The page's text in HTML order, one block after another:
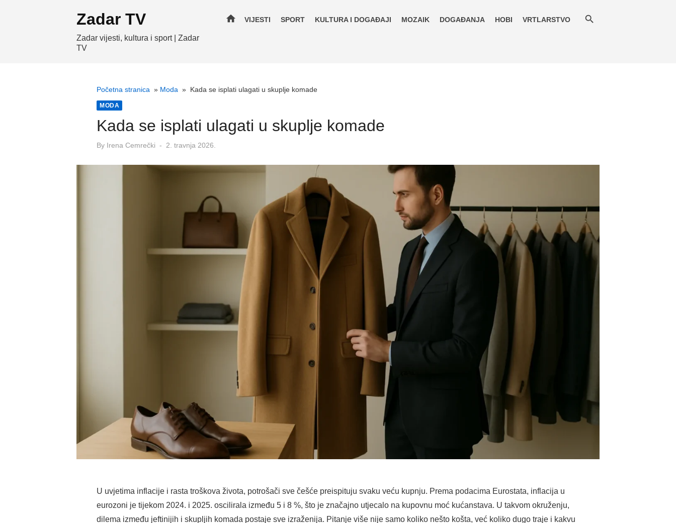
Zadar TV
Zadar vijesti, kultura i sport | Zadar
TV
home VIJESTI SPORT KULTURA I DOGAĐAJI MOZAIK DOGAĐANJA HOBI VRTLARSTVO
Početna stranica » Moda » Kada se isplati ulagati u skuplje komade
MODA
Kada se isplati ulagati u skuplje komade
By Irena Cemrečki
Posted
2. travnja 2026.
U uvjetima inflacije i rasta troškova života, potrošači sve češće preispituju svaku veću kupnju. Prema podacima Eurostata, inflacija u
eurozoni je tijekom 2024. i 2025. oscilirala između 5 i 8 %, što je značajno utjecalo na kupovnu moć kućanstava. U takvom okruženju,
dilema između jeftinijih i skupljih komada postaje sve izraženija. Pitanje više nije samo koliko nešto košta, već koliko dugo traje i kakvu